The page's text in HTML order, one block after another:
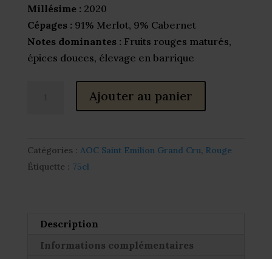
Millésime : 2020
Cépages : 91% Merlot, 9% Cabernet
Notes dominantes : Fruits rouges maturés,
épices douces, élevage en barrique
Sélection
Madame
Ajouter au panier
Catégories : AOC Saint Emilion Grand Cru, Rouge
Étiquette : 75cl
Description
Informations complémentaires